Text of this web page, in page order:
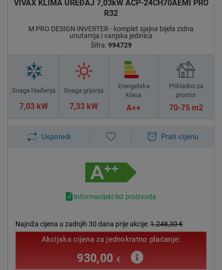
VIVAX KLIMA UREĐAJ 7,03kW ACP-24CH70AEMI PRO
R32
M PRO DESIGN INVERTER - komplet sjajna bijela zidna
unutarnja i vanjska jedinica
Šifra:994729
Snaga hlađenja
7,03 kW
Snaga grijanja
7,33 kW
Energetska
klasa
A++
Prikladno za
prostor
70-75 m2
Usporedi Prati cijenu
Informacijski list proizvoda
Najniža cijena u zadnjih 30 dana prije akcije:1.248,30 €
Akcijska cijena za jednokratno plaćanje:
930,00 €